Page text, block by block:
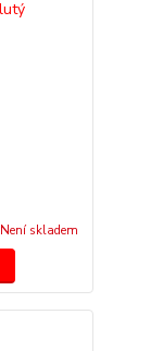
Není skladem